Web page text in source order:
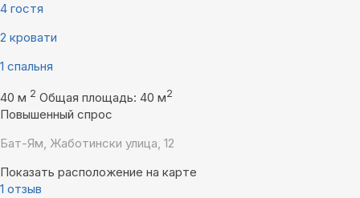
4 гостя
2 кровати
1 спальня
40 м 2 Общая площадь: 40 м2
Повышенный спрос
Бат-Ям, Жаботински улица, 12
Показать расположение на карте
1 отзыв